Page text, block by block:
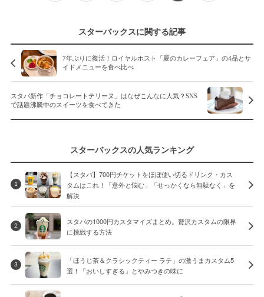
スターバックスに関する記事
7年ぶりに復活！ロイヤルホスト「夏のカレーフェア」の4品とサ
イドメニューを食べ比べ
スタバ新作「チョコレートテリーヌ」はなぜこんなに人気？SNS
で話題沸騰中のスイーツを食べてきた
スターバックスの人気ランキング
1
【スタバ】700円チケットをほぼ使い切るドリンク・カス
タムはこれ！「意外と悩む」「せっかくなら無駄なく」を
解決
2
スタバの1000円カスタマイズまとめ。贅沢カスタムの限界
に挑戦する方法
3
「ほうじ茶＆クラシックティー ラテ」の激うまカスタム5
選！「おいしすぎる」とやみつきの味に